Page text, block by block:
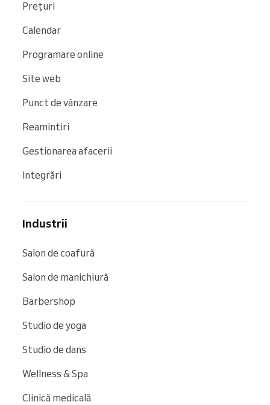
Prețuri
Calendar
Programare online
Site web
Punct de vânzare
Reamintiri
Gestionarea afacerii
Integrări
Industrii
Salon de coafură
Salon de manichiură
Barbershop
Studio de yoga
Studio de dans
Wellness & Spa
Clinică medicală